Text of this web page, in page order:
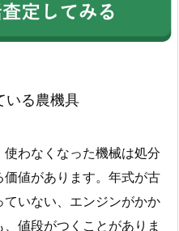
いる農機具
わなくなった機械は処分
値があります。年式が古
いない、エンジンがかか
値段がつくことがありま